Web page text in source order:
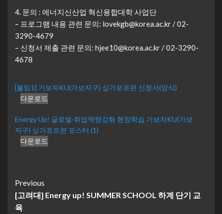
4. 문의 : 에너지신산업 혁신융합대학 사업단
– 프로그램 내용 관련 문의: lovekgb@korea.ac.kr / 02-
3290-4679
– 신청서 제출 관련 문의: hjee10@korea.ac.kr / 02-3290-
4678
[붙임1] 가보자KU(가보자구) 싱가포르편 신청서(양식)
다운로드
Energy Up! 글로벌·취업역량강화 현장학습 가보자KU(가보
자구) 싱가포르편 포스터 (1)
다운로드
Continue
Reading
Previous
[고려대] Energy up! SUMMER SCHOOL 하계 단기 교
육